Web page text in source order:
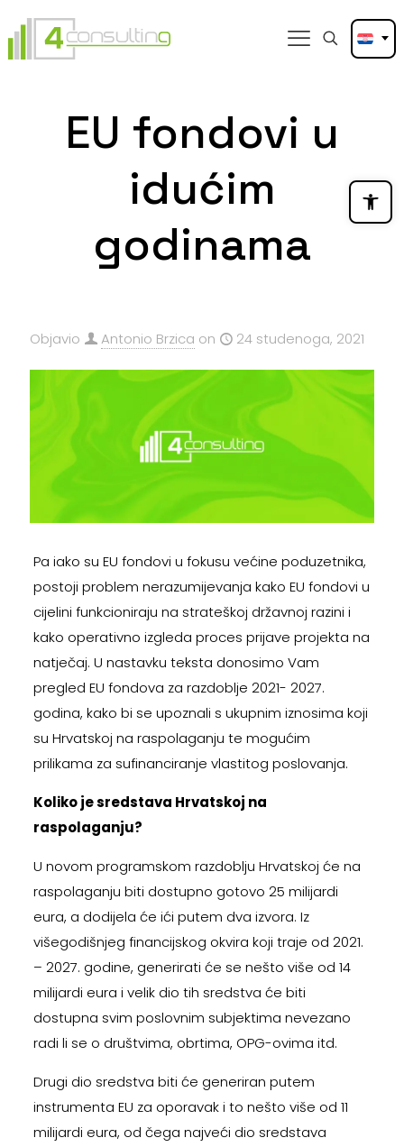
EU fondovi u
idućim
godinama
Objavio Antonio Brzica on 24 studenoga, 2021
Pa iako su EU fondovi u fokusu većine poduzetnika,
postoji problem nerazumijevanja kako EU fondovi u
cijelini funkcioniraju na strateškoj državnoj razini i
kako operativno izgleda proces prijave projekta na
natječaj. U nastavku teksta donosimo Vam
pregled EU fondova za razdoblje 2021- 2027.
godina, kako bi se upoznali s ukupnim iznosima koji
su Hrvatskoj na raspolaganju te mogućim
prilikama za sufinanciranje vlastitog poslovanja.
Koliko je sredstava Hrvatskoj na
raspolaganju?
U novom programskom razdoblju Hrvatskoj će na
raspolaganju biti dostupno gotovo 25 milijardi
eura, a dodijela će ići putem dva izvora. Iz
višegodišnjeg financijskog okvira koji traje od 2021.
– 2027. godine, generirati će se nešto više od 14
milijardi eura i velik dio tih sredstva će biti
dostupna svim poslovnim subjektima nevezano
radi li se o društvima, obrtima, OPG-ovima itd.
Drugi dio sredstva biti će generiran putem
instrumenta EU za oporavak i to nešto više od 11
milijardi eura, od čega najveći dio sredstava